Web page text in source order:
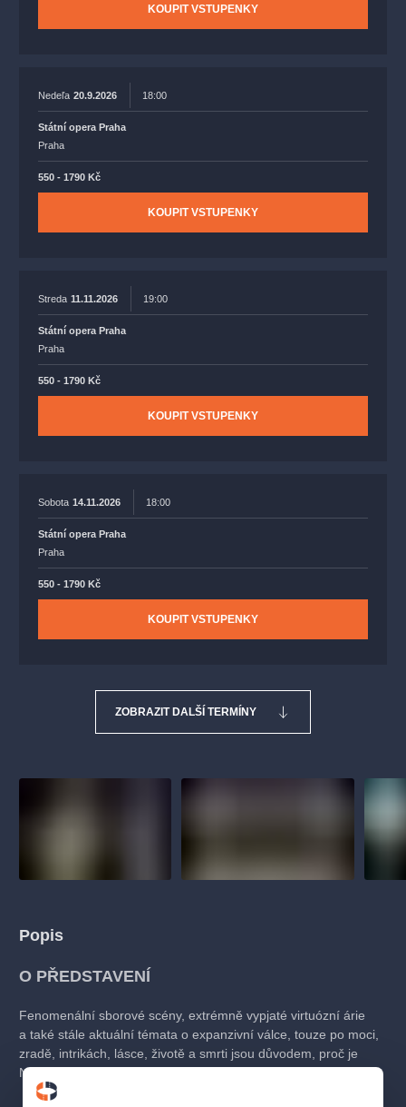
KOUPIT VSTUPENKY
Nedeľa 20.9.2026 18:00
Státní opera Praha
Praha
550 - 1790 Kč
KOUPIT VSTUPENKY
Streda 11.11.2026 19:00
Státní opera Praha
Praha
550 - 1790 Kč
KOUPIT VSTUPENKY
Sobota 14.11.2026 18:00
Státní opera Praha
Praha
550 - 1790 Kč
KOUPIT VSTUPENKY
ZOBRAZIT DALŠÍ TERMÍNY
Popis
O PŘEDSTAVENÍ
Fenomenální sborové scény, extrémně vypjaté virtuózní árie
a také stále aktuální témata o expanzivní válce, touze po moci,
zradě, intrikách, lásce, životě a smrti jsou důvodem, proč je
Nabucco stálou součástí repertoáru operních divadel.